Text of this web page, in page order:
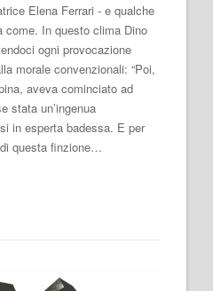
Elena Ferrari - e qualche
come. In questo clima Dino
ogni provocazione
morale convenzionali: “Poi,
aveva cominciato ad
stata un’ingenua
in esperta badessa. E per
questa finzione…